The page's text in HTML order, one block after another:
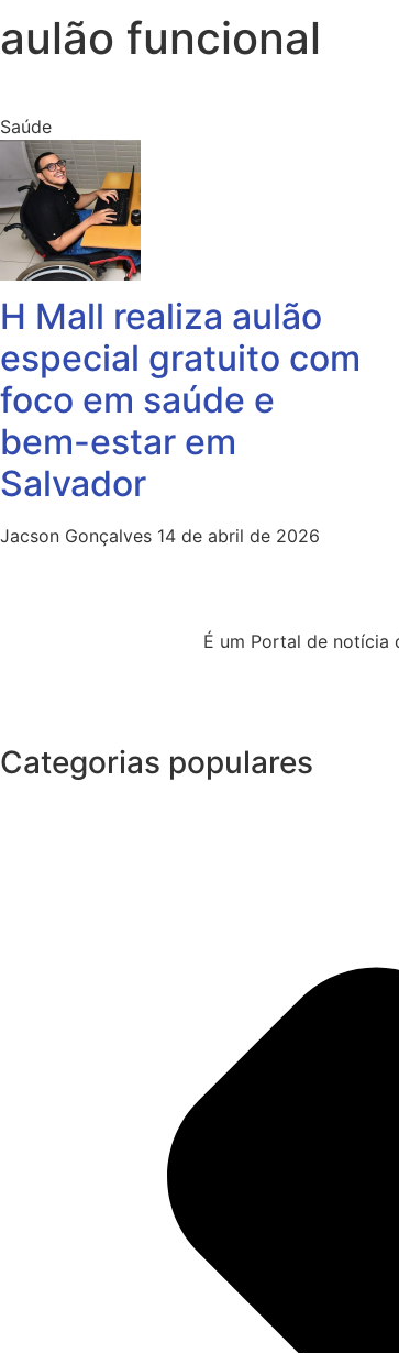
aulão funcional
Saúde
H Mall realiza aulão
especial gratuito com
foco em saúde e
bem-estar em
Salvador
Jacson Gonçalves 14 de abril de 2026
É um Portal de notícia
Categorias populares